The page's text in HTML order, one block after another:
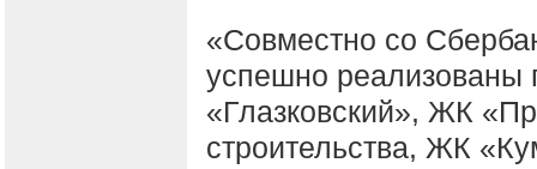
«Совместно со
успешно реализованы
«Глазковский», ЖК
строительства, ЖК